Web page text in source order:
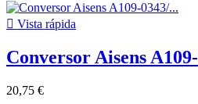
 Vista rápida
Conversor Aisens
20,75 €